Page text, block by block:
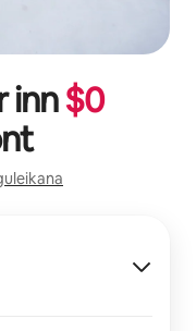
inn$0